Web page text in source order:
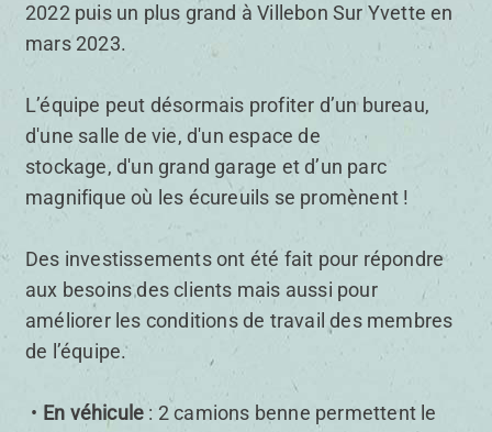
2022 puis un plus grand à Villebon Sur Yvette en
mars 2023.
L’équipe peut désormais profiter d’un bureau,
d'une salle de vie, d'un espace de
stockage, d'un grand garage et d’un parc
magnifique où les écureuils se promènent !
Des investissements ont été fait pour répondre
aux besoins des clients mais aussi pour
améliorer les conditions de travail des membres
de l’équipe.
En véhicule : 2 camions benne permettent le